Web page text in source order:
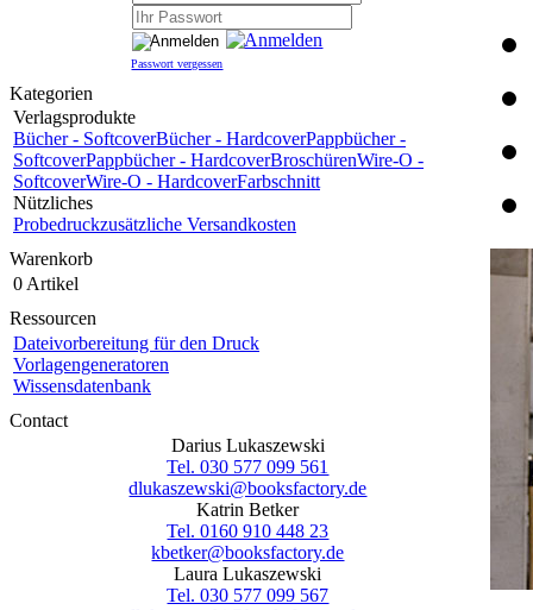
Passwort vergessen
Kategorien
Verlagsprodukte
Bücher - SoftcoverBücher - HardcoverPappbücher -
SoftcoverPappbücher - HardcoverBroschürenWire-O -
SoftcoverWire-O - HardcoverFarbschnitt
Nützliches
Probedruckzusätzliche Versandkosten
Warenkorb
0 Artikel
Ressourcen
Dateivorbereitung für den Druck
Vorlagengeneratoren
Wissensdatenbank
Contact
Darius Lukaszewski
Tel. 030 577 099 561
dlukaszewski@booksfactory.de
Katrin Betker
Tel. 0160 910 448 23
kbetker@booksfactory.de
Laura Lukaszewski
Tel. 030 577 099 567